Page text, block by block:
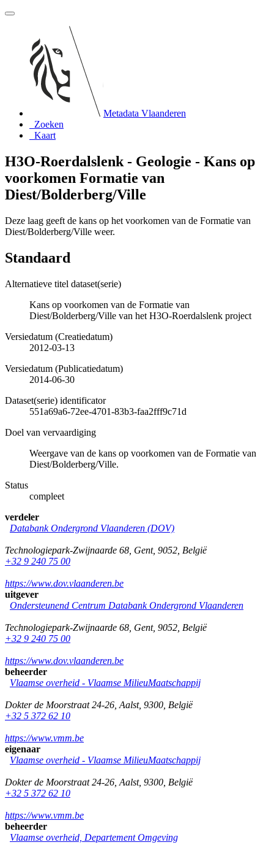
Metadata Vlaanderen
Zoeken
Kaart
H3O-Roerdalslenk - Geologie - Kans op
voorkomen Formatie van
Diest/Bolderberg/Ville
Deze laag geeft de kans op het voorkomen van de Formatie van
Diest/Bolderberg/Ville weer.
Standaard
Alternatieve titel dataset(serie)
Kans op voorkomen van de Formatie van
Diest/Bolderberg/Ville van het H3O-Roerdalslenk project
Versiedatum (Creatiedatum)
2012-03-13
Versiedatum (Publicatiedatum)
2014-06-30
Dataset(serie) identificator
551a69a6-72ee-4701-83b3-faa2fff9c71d
Doel van vervaardiging
Weergave van de kans op voorkomen van de Formatie van
Diest/Bolderberg/Ville.
Status
compleet
verdeler
Databank Ondergrond Vlaanderen (DOV)
Technologiepark-Zwijnaarde 68 Gent, 9052 België
+32 9 240 75 00
https://www.dov.vlaanderen.be
uitgever
Ondersteunend Centrum Databank Ondergrond Vlaanderen
Technologiepark-Zwijnaarde 68 Gent, 9052 België
+32 9 240 75 00
https://www.dov.vlaanderen.be
beheerder
Vlaamse overheid - Vlaamse MilieuMaatschappij
Dokter de Moorstraat 24-26 Aalst, 9300 België
+32 5 372 62 10
https://www.vmm.be
eigenaar
Vlaamse overheid - Vlaamse MilieuMaatschappij
Dokter de Moorstraat 24-26 Aalst, 9300 België
+32 5 372 62 10
https://www.vmm.be
beheerder
Vlaamse overheid, Departement Omgeving